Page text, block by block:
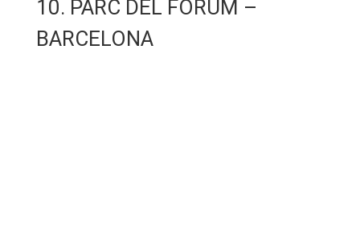
10. PARC DEL FÒRUM –
BARCELONA